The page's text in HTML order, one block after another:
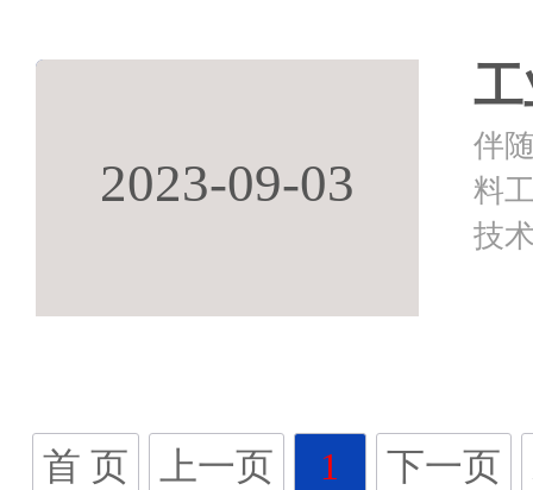
2023-09-03
伴
料
技
首 页 上一页 1 下一页